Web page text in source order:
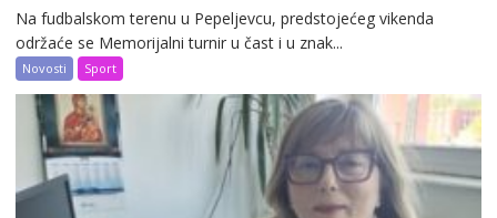
Na fudbalskom terenu u Pepeljevcu, predstojećeg vikenda
održaće se Memorijalni turnir u čast i u znak...
Novosti Sport